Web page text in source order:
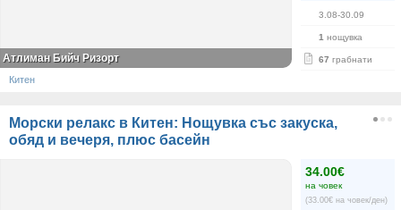
3.08-30.09
1 нощувка
67 грабнати
Атлиман Бийч Ризорт
Китен
Морски релакс в Китен: Нощувка със закуска,
обяд и вечеря, плюс басейн
34.00€
на човек
(33.00€ на човек/ден)